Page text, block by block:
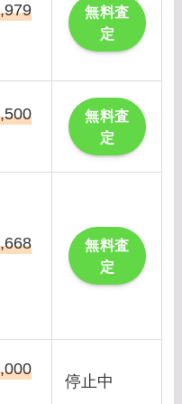
無料査
定
無料査
定
無料査
定
停止中